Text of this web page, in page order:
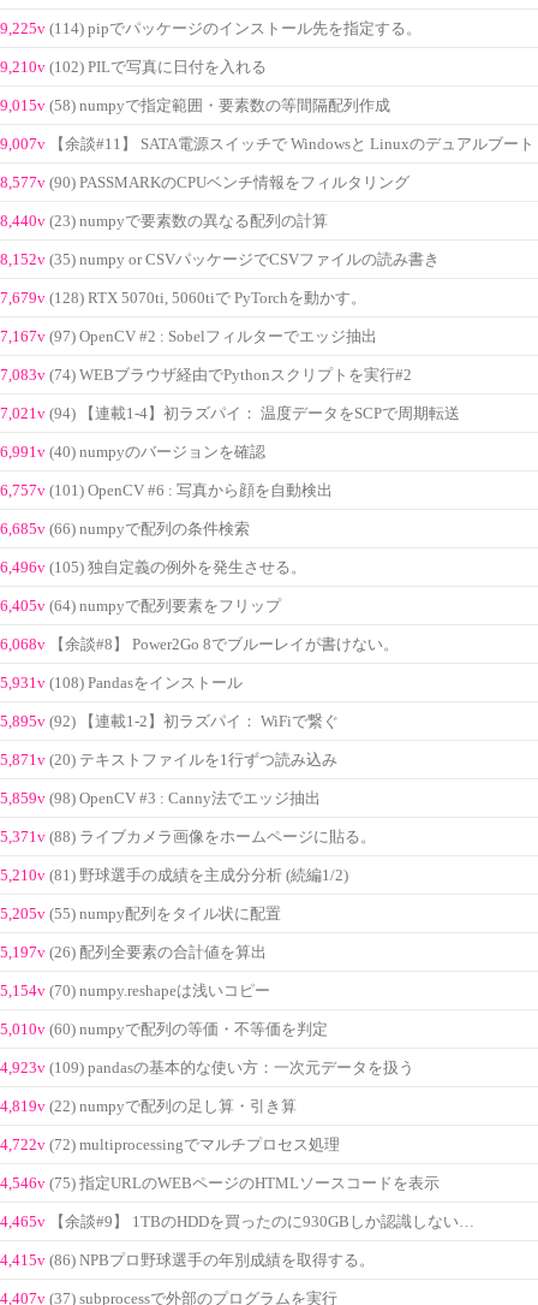
9,225v (114) pipでパッケージのインストール先を指定する。
9,210v (102) PILで写真に日付を入れる
9,015v (58) numpyで指定範囲・要素数の等間隔配列作成
9,007v 【余談#11】 SATA電源スイッチで Windowsと Linuxのデュアルブート
8,577v (90) PASSMARKのCPUベンチ情報をフィルタリング
8,440v (23) numpyで要素数の異なる配列の計算
8,152v (35) numpy or CSVパッケージでCSVファイルの読み書き
7,679v (128) RTX 5070ti, 5060tiで PyTorchを動かす。
7,167v (97) OpenCV #2 : Sobelフィルターでエッジ抽出
7,083v (74) WEBブラウザ経由でPythonスクリプトを実行#2
7,021v (94) 【連載1-4】初ラズパイ： 温度データをSCPで周期転送
6,991v (40) numpyのバージョンを確認
6,757v (101) OpenCV #6 : 写真から顔を自動検出
6,685v (66) numpyで配列の条件検索
6,496v (105) 独自定義の例外を発生させる。
6,405v (64) numpyで配列要素をフリップ
6,068v 【余談#8】 Power2Go 8でブルーレイが書けない。
5,931v (108) Pandasをインストール
5,895v (92) 【連載1-2】初ラズパイ： WiFiで繋ぐ
5,871v (20) テキストファイルを1行ずつ読み込み
5,859v (98) OpenCV #3 : Canny法でエッジ抽出
5,371v (88) ライブカメラ画像をホームページに貼る。
5,210v (81) 野球選手の成績を主成分分析 (続編1/2)
5,205v (55) numpy配列をタイル状に配置
5,197v (26) 配列全要素の合計値を算出
5,154v (70) numpy.reshapeは浅いコピー
5,010v (60) numpyで配列の等価・不等価を判定
4,923v (109) pandasの基本的な使い方：一次元データを扱う
4,819v (22) numpyで配列の足し算・引き算
4,722v (72) multiprocessingでマルチプロセス処理
4,546v (75) 指定URLのWEBページのHTMLソースコードを表示
4,465v 【余談#9】 1TBのHDDを買ったのに930GBしか認識しない…
4,415v (86) NPBプロ野球選手の年別成績を取得する。
4,407v (37) subprocessで外部のプログラムを実行